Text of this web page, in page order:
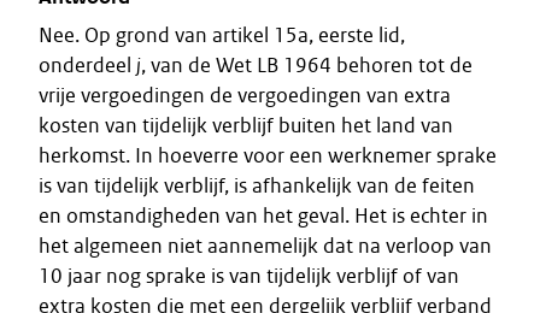
Nee. Op grond van artikel 15a, eerste lid,
onderdeel j, van de Wet LB 1964 behoren tot de
vrije vergoedingen de vergoedingen van extra
kosten van tijdelijk verblijf buiten het land van
herkomst. In hoeverre voor een werknemer sprake
is van tijdelijk verblijf, is afhankelijk van de feiten
en omstandigheden van het geval. Het is echter in
het algemeen niet aannemelijk dat na verloop van
10 jaar nog sprake is van tijdelijk verblijf of van
extra kosten die met een dergelijk verblijf verband